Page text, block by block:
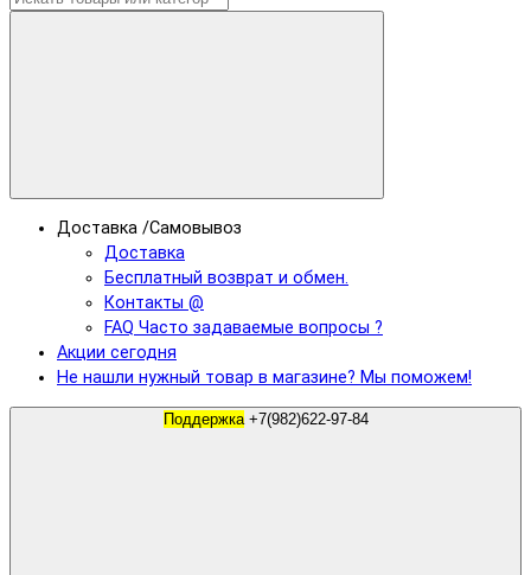
Доставка /Самовывоз
Доставка
Бесплатный возврат и обмен.
Контакты @
FAQ Часто задаваемые вопросы ?
Акции сегодня
Не нашли нужный товар в магазине? Мы поможем!
Поддержка +7(982)622-97-84